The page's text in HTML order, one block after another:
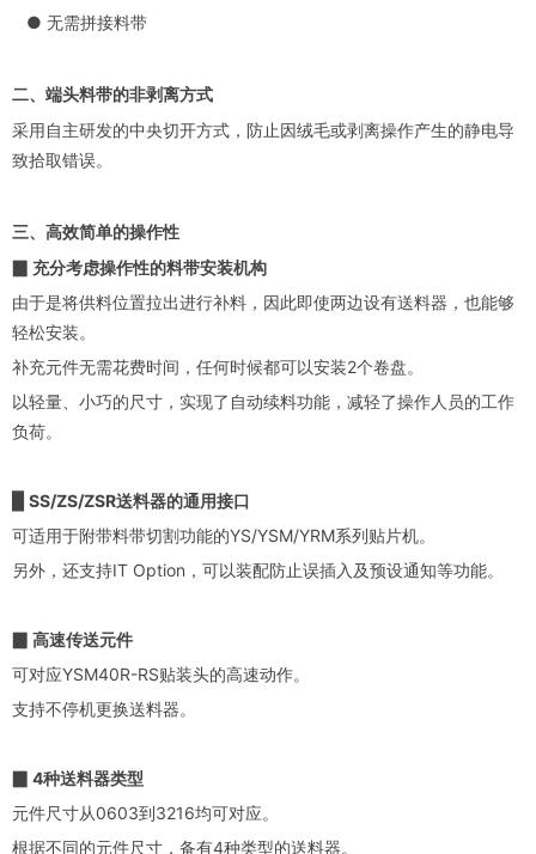
● 无需拼接料带
二、端头料带的非剥离方式
采用自主研发的中央切开方式，防止因绒毛或剥离操作产生的静电导
致拾取错误。
三、高效简单的操作性
▉ 充分考虑操作性的料带安装机构
由于是将供料位置拉出进行补料，因此即使两边设有送料器，也能够
轻松安装。
补充元件无需花费时间，任何时候都可以安装2个卷盘。
以轻量、小巧的尺寸，实现了自动续料功能，减轻了操作人员的工作
负荷。
▉ SS/ZS/ZSR送料器的通用接口
可适用于附带料带切割功能的YS/YSM/YRM系列贴片机。
另外，还支持IT Option，可以装配防止误插入及预设通知等功能。
▉ 高速传送元件
可对应YSM40R-RS贴装头的高速动作。
支持不停机更换送料器。
▉ 4种送料器类型
元件尺寸从0603到3216均可对应。
根据不同的元件尺寸，备有4种类型的送料器。